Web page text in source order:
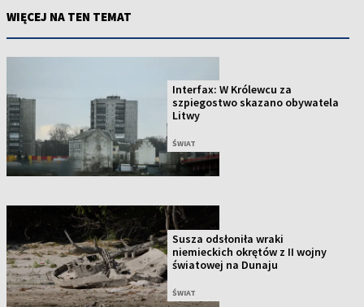
WIĘCEJ NA TEN TEMAT
Interfax: W Królewcu za
szpiegostwo skazano obywatela
Litwy
ŚWIAT
Susza odsłoniła wraki
niemieckich okrętów z II wojny
światowej na Dunaju
ŚWIAT